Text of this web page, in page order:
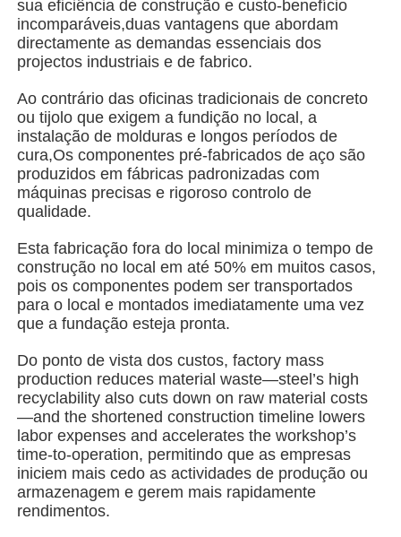
Quem Somos
Fábrica
Controle de Qualidade
Fale Conosco
notícias
Todos os casos
Pedir um orçamento
Edifício da estrutura de aço
Oficina de Estrutura de Aço
sua eficiência de construção e custo-benefício
incomparáveis,duas vantagens que abordam
directamente as demandas essenciais dos
projectos industriais e de fabrico.
Ao contrário das oficinas tradicionais de concreto
ou tijolo que exigem a fundição no local, a
instalação de molduras e longos períodos de
cura,Os componentes pré-fabricados de aço são
produzidos em fábricas padronizadas com
máquinas precisas e rigoroso controlo de
qualidade.
Esta fabricação fora do local minimiza o tempo de
construção no local em até 50% em muitos casos,
pois os componentes podem ser transportados
para o local e montados imediatamente uma vez
que a fundação esteja pronta.
Do ponto de vista dos custos, factory mass
production reduces material waste—steel’s high
recyclability also cuts down on raw material costs
—and the shortened construction timeline lowers
labor expenses and accelerates the workshop’s
time-to-operation, permitindo que as empresas
iniciem mais cedo as actividades de produção ou
armazenagem e gerem mais rapidamente
rendimentos.